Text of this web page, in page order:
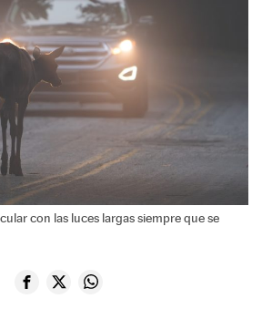
con las luces largas siempre que se